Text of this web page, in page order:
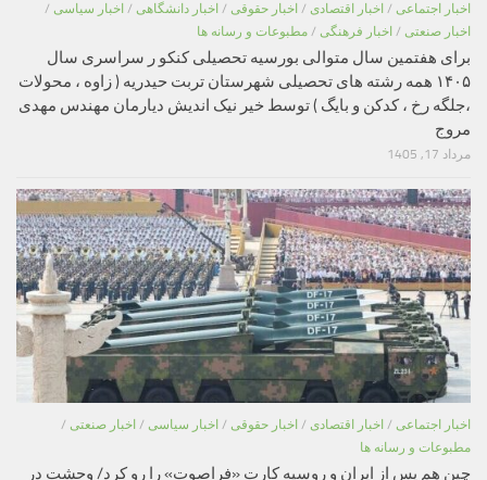
اخبار اجتماعی / اخبار اقتصادی / اخبار حقوقی / اخبار دانشگاهی / اخبار سیاسی /
اخبار صنعتی / اخبار فرهنگی / مطبوعات و رسانه ها
برای هفتمین سال متوالی بورسیه تحصیلی کنکو ر سراسری سال
۱۴۰۵ همه رشته های تحصیلی شهرستان تربت حیدریه ( زاوه ، محولات
،جلگه رخ ، کدکن و بایگ ) توسط خیر نیک اندیش دیارمان مهندس مهدی
مروج
مرداد 17, 1405
اخبار اجتماعی / اخبار اقتصادی / اخبار حقوقی / اخبار سیاسی / اخبار صنعتی /
مطبوعات و رسانه ها
چین هم پس از ایران و روسیه کارت «فراصوت» را رو کرد/ وحشت در